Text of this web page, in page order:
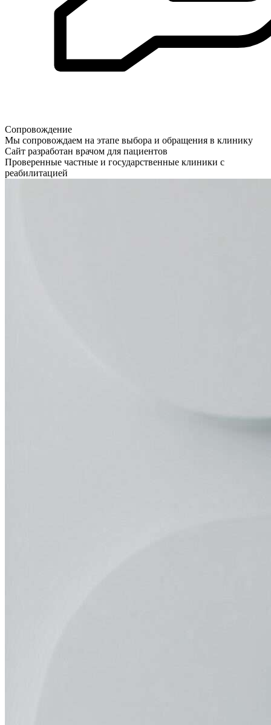
Сопровождение
Мы сопровождаем на этапе выбора и обращения в клинику
Сайт разработан врачом для пациентов
Проверенные частные и государственные клиники с
реабилитацией